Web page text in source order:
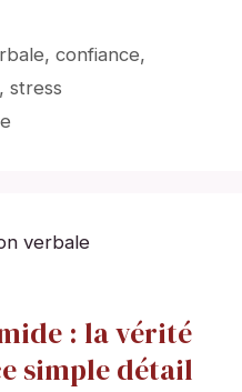
,confiance,
, stress
verbale
: la vérité
simple détail